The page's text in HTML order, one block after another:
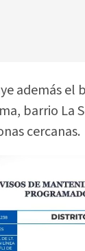
además el
barrio La
cercanas.